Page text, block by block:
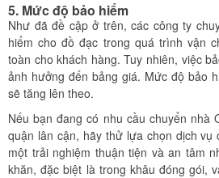
5. Mức độ bảo hiểm
Như đã đề cập ở trên, các công ty
hiểm cho đồ đạc trong quá trình vận
toàn cho khách hàng. Tuy nhiên, việc
ảnh hưởng đến bảng giá. Mức độ bảo
sẽ tăng lên theo.
Nếu bạn đang có nhu cầu chuyển nhà
quận lân cận, hãy thử lựa chọn dịch vụ
một trải nghiệm thuận tiện và an tâm
khăn, đặc biệt là trong khâu đóng gói,